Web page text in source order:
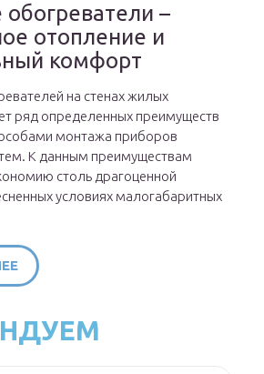
–
отопление и
комфорт
на стенах жилых
ряд определенных преимуществ
монтажа приборов
К данным преимуществам
столь драгоценной
условиях малогабаритных